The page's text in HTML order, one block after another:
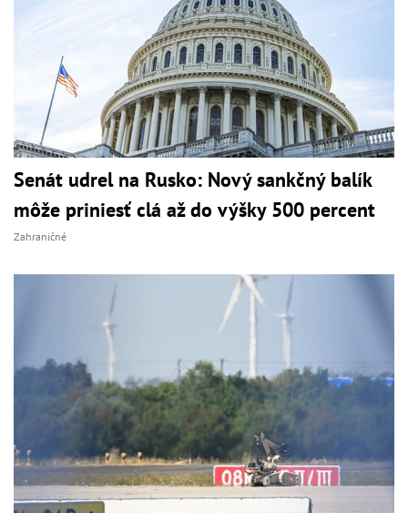
Senát udrel na Rusko: Nový sankčný balík
môže priniesť clá až do výšky 500 percent
Zahraničné